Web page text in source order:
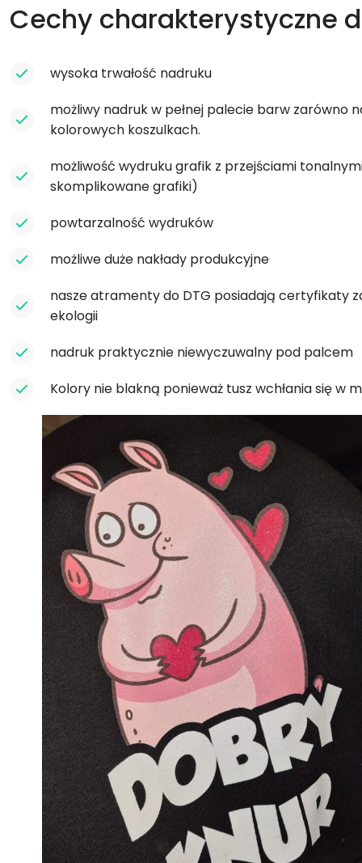
Cechy charakterystyczne
wysoka trwałość nadruku
możliwy nadruk w pełnej palecie barw zarówno
kolorowych koszulkach.
możliwość wydruku grafik z przejściami
skomplikowane grafiki)
powtarzalność wydruków
możliwe duże nakłady produkcyjne
nasze atramenty do DTG posiadają certyfikaty
ekologii
nadruk praktycznie niewyczuwalny pod palcem
Kolory nie blakną ponieważ tusz wchłania się w